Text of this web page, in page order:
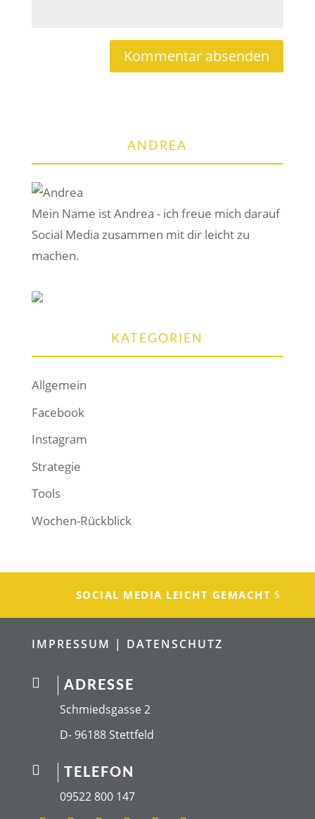
ANDREA
Mein Name ist Andrea - ich freue mich darauf
Social Media zusammen mit dir leicht zu
machen.
KATEGORIEN
Allgemein
Facebook
Instagram
Strategie
Tools
Wochen-Rückblick
SOCIAL MEDIA LEICHT GEMACHT
IMPRESSUM | DATENSCHUTZ
 ADRESSE
Schmiedsgasse 2
D- 96188 Stettfeld
 TELEFON
09522 800 147